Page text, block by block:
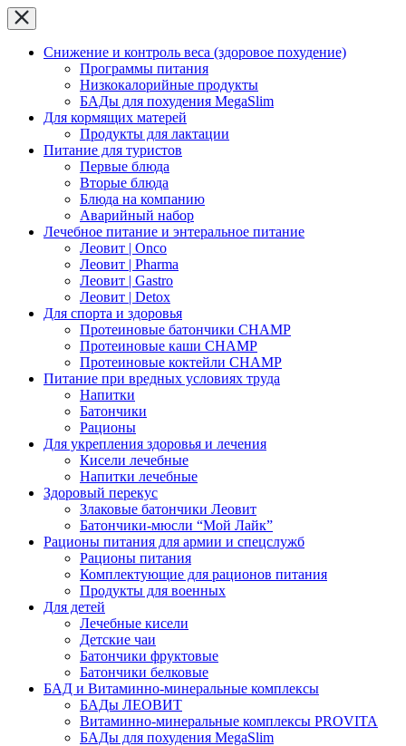
Снижение и контроль веса (здоровое похудение)
Программы питания
Низкокалорийные продукты
БАДы для похудения MegaSlim
Для кормящих матерей
Продукты для лактации
Питание для туристов
Первые блюда
Вторые блюда
Блюда на компанию
Аварийный набор
Лечебное питание и энтеральное питание
Леовит | Onco
Леовит | Pharma
Леовит | Gastro
Леовит | Detox
Для спорта и здоровья
Протеиновые батончики CHAMP
Протеиновые каши CHAMP
Протеиновые коктейли CHAMP
Питание при вредных условиях труда
Напитки
Батончики
Рационы
Для укрепления здоровья и лечения
Кисели лечебные
Напитки лечебные
Здоровый перекус
Злаковые батончики Леовит
Батончики-мюсли “Мой Лайк”
Рационы питания для армии и спецслужб
Рационы питания
Комплектующие для рационов питания
Продукты для военных
Для детей
Лечебные кисели
Детские чаи
Батончики фруктовые
Батончики белковые
БАД и Витаминно-минеральные комплексы
БАДы ЛЕОВИТ
Витаминно-минеральные комплексы PROVITA
БАДы для похудения MegaSlim